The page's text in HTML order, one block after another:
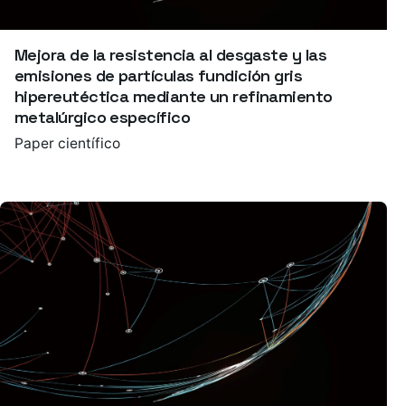
Mejora de la resistencia al desgaste y las
emisiones de partículas fundición gris
hipereutéctica mediante un refinamiento
metalúrgico específico
Paper científico